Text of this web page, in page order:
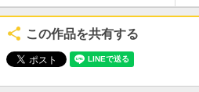
この作品を共有する